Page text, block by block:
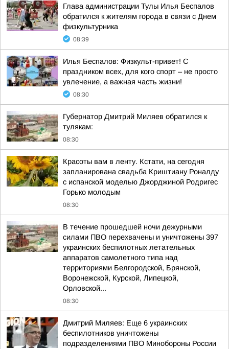
Глава администрации Тулы Илья Беспалов
обратился к жителям города в связи с Днем
физкультурника
08:39
Илья Беспалов: Физкульт-привет! С
праздником всех, для кого спорт – не просто
увлечение, а важная часть жизни!
08:30
Губернатор Дмитрий Миляев обратился к
тулякам:
08:30
Красоты вам в ленту. Кстати, на сегодня
запланирована свадьба Криштиану Роналду
с испанской моделью Джорджиной Родригес
Горько молодым
08:30
В течение прошедшей ночи дежурными
силами ПВО перехвачены и уничтожены 397
украинских беспилотных летательных
аппаратов самолетного типа над
территориями Белгородской, Брянской,
Воронежской, Курской, Липецкой,
Орловской...
08:30
Дмитрий Миляев: Еще 6 украинских
беспилотников уничтожены
подразделениями ПВО Минобороны России